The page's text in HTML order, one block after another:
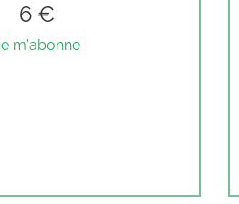
6 €
m'abonne